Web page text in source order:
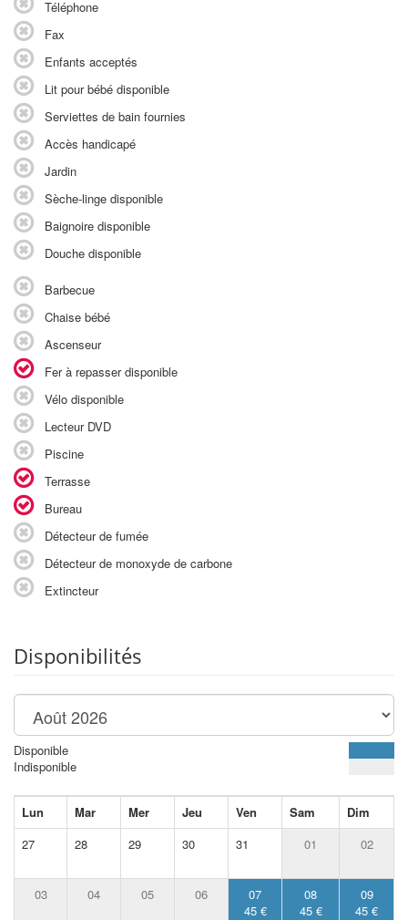
Téléphone
Fax
Enfants acceptés
Lit pour bébé disponible
Serviettes de bain fournies
Accès handicapé
Jardin
Sèche-linge disponible
Baignoire disponible
Douche disponible
Barbecue
Chaise bébé
Ascenseur
Fer à repasser disponible
Vélo disponible
Lecteur DVD
Piscine
Terrasse
Bureau
Détecteur de fumée
Détecteur de monoxyde de carbone
Extincteur
Disponibilités
Disponible
Indisponible
Lun Mar Mer Jeu Ven Sam
Dim
27
28 29 30 31 01 02
03 04 05 06
07
45 €
08
45 €
09
45 €